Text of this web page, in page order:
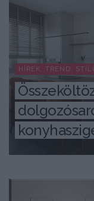
HÍREK, TREND,